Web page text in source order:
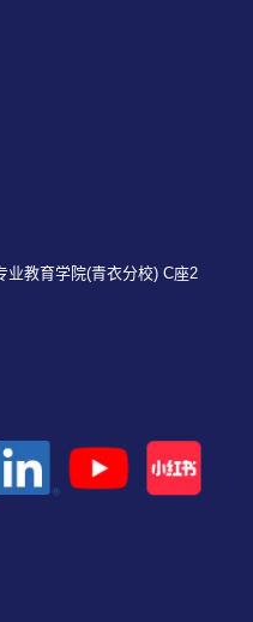
业教育学院(青衣分校) C座2